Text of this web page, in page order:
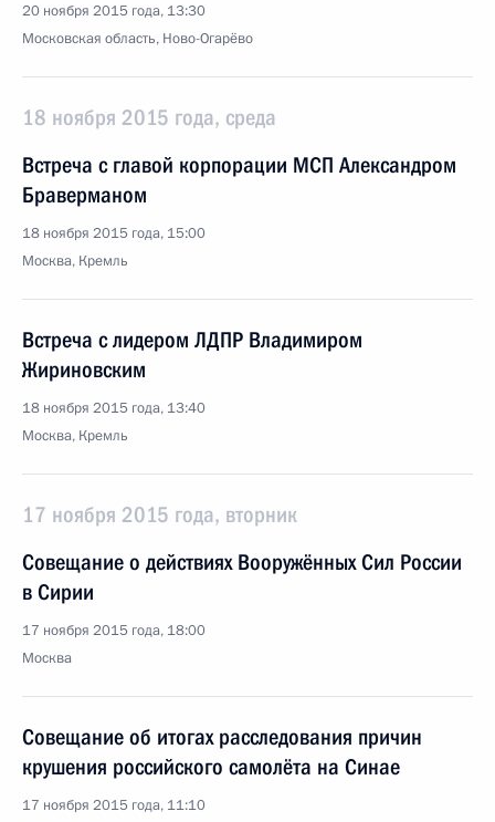
20 ноября 2015 года, 13:30
Московская область, Ново-Огарёво
18 ноября 2015 года, среда
Встреча с главой корпорации МСП Александром
Браверманом
18 ноября 2015 года, 15:00
Москва, Кремль
Встреча с лидером ЛДПР Владимиром
Жириновским
18 ноября 2015 года, 13:40
Москва, Кремль
17 ноября 2015 года, вторник
Совещание о действиях Вооружённых Сил России
в Сирии
17 ноября 2015 года, 18:00
Москва
Совещание об итогах расследования причин
крушения российского самолёта на Синае
17 ноября 2015 года, 11:10